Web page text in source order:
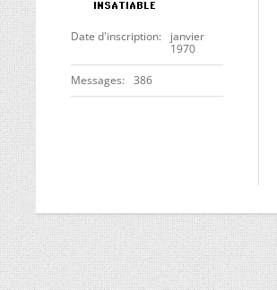
Date d'inscription
janvier
1970
Messages 386